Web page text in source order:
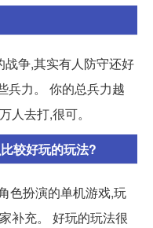
争,其实有人防守还好
兵力。 你的总兵力越
人去打,很可。
较好玩的玩法?
色扮演的单机游戏,玩
补充。 好玩的玩法很